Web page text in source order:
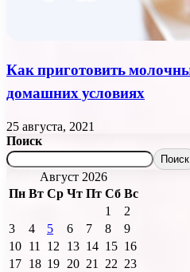
Как приготовить
домашних условиях
25 августа, 2021
Поиск
Поиск
Август 2026
Пн Вт Ср Чт Пт Сб Вс
1
2
3
4 5 6 7 8
9
10 11 12 13 14 15 16
17 18 19 20 21 22 23